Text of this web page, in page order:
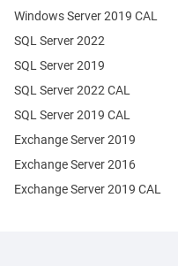
Exchange Server 2019
Exchange Server 2016
SQL Server 2022
SQL Server 2019
Windows Server 2019 CAL
SQL Server 2022 CAL
SQL Server 2019 CAL
Exchange Server 2019 CAL